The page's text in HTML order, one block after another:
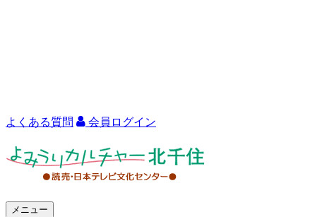
よくある質問 会員ログイン
メニュー